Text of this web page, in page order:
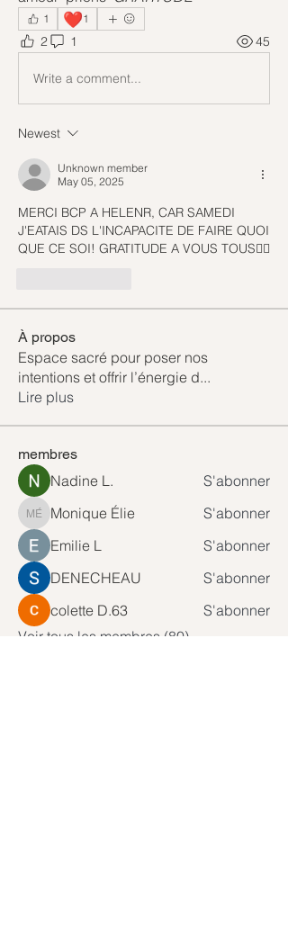
1 ❤️1
2 1 45
Write a comment...
Newest
Unknown member
May 05, 2025
MERCI BCP A HELENR, CAR SAMEDI
J'EATAIS DS L'INCAPACITE DE FAIRE QUOI
QUE CE SOI! GRATITUDE A VOUS TOUS😶‍🌫️
À propos
Espace sacré pour poser nos
intentions et offrir l’énergie d...
Lire plus
membres
Nadine L. S'abonner
Monique Élie
Monique Élie
S'abonner
Emilie L
S'abonner
DENECHEAU
S'abonner
colette D.63
S'abonner
Voir tous les membres (80)